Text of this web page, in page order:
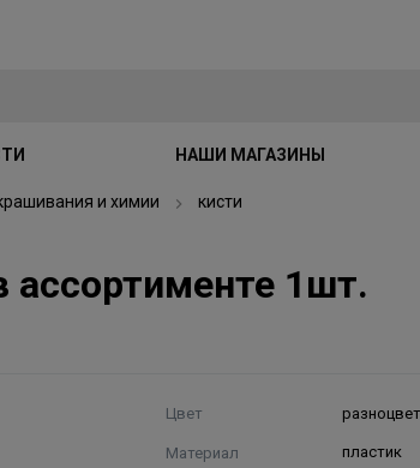
НАШИ МАГАЗИНЫ
и химии кисти
ассортименте 1шт.
Цвет
Материал пластик